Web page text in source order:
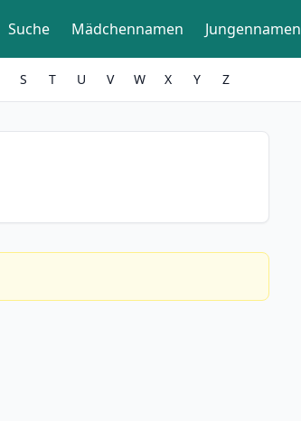
Suche Mädchennamen Jungennamen
S T U V W X Y Z